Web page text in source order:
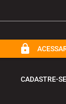
lock
CADASTRE-SE